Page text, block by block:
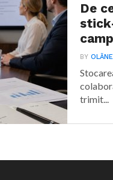
De
BY
trimit...